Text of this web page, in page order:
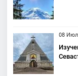
08